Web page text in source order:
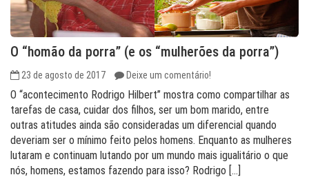
O “homão da porra” (e os “mulherões da porra”)
23 de agosto de 2017 Deixe um comentário!
O “acontecimento Rodrigo Hilbert” mostra como compartilhar as
tarefas de casa, cuidar dos filhos, ser um bom marido, entre
outras atitudes ainda são consideradas um diferencial quando
deveriam ser o mínimo feito pelos homens. Enquanto as mulheres
lutaram e continuam lutando por um mundo mais igualitário o que
nós, homens, estamos fazendo para isso? Rodrigo […]